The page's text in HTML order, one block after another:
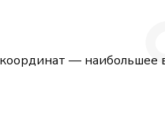
— наибольшее